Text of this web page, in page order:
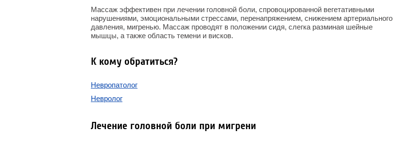
Массаж эффективен при лечении головной боли, спровоцированной вегетативными
нарушениями, эмоциональными стрессами, перенапряжением, снижением артериального
давления, мигренью. Массаж проводят в положении сидя, слегка разминая шейные
мышцы, а также область темени и висков.
К кому обратиться?
Невропатолог
Невролог
Лечение головной боли при мигрени